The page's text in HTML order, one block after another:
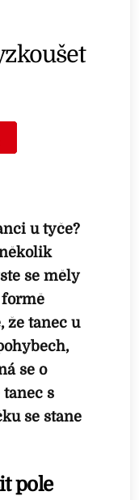
u tyče?
se měly
že tanec u
se o
s
se stane
pole